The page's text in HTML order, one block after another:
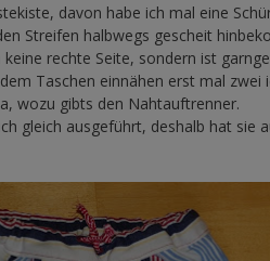
davon habe ich mal eine
Streifen halbwegs gescheit
rechte Seite, sondern ist
Taschen einnähen erst mal zwei
wozu gibts den Nahtauftrenner.
gleich ausgeführt, deshalb hat sie